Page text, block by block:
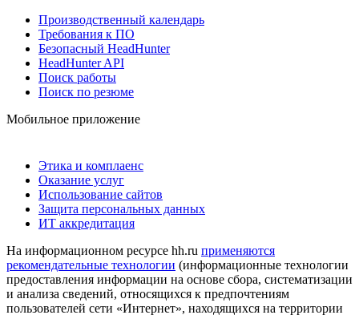
Производственный календарь
Требования к ПО
Безопасный HeadHunter
HeadHunter API
Поиск работы
Поиск по резюме
Мобильное приложение
Этика и комплаенс
Оказание услуг
Использование сайтов
Защита персональных данных
ИТ аккредитация
На информационном ресурсе hh.ru применяются
рекомендательные технологии (информационные технологии
предоставления информации на основе сбора, систематизации
и анализа сведений, относящихся к предпочтениям
пользователей сети «Интернет», находящихся на территории